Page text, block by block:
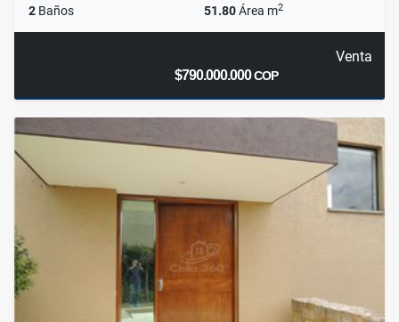
2 Baños 51.80Área m2
Venta
$790.000.000COP